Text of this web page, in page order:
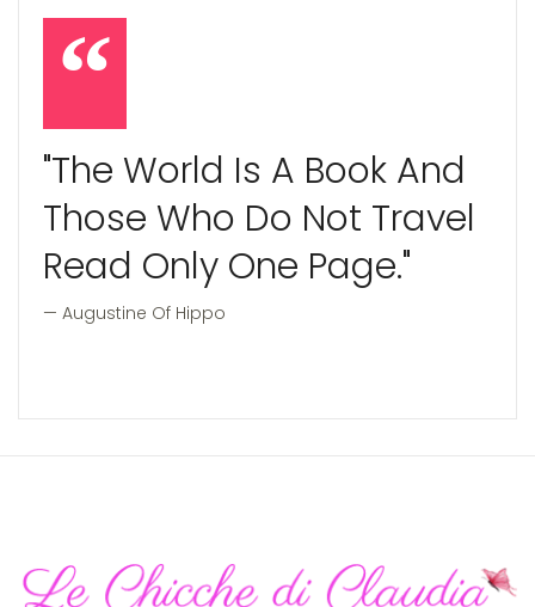
"The World Is A Book And
Those Who Do Not Travel
Read Only One Page."
Augustine Of Hippo